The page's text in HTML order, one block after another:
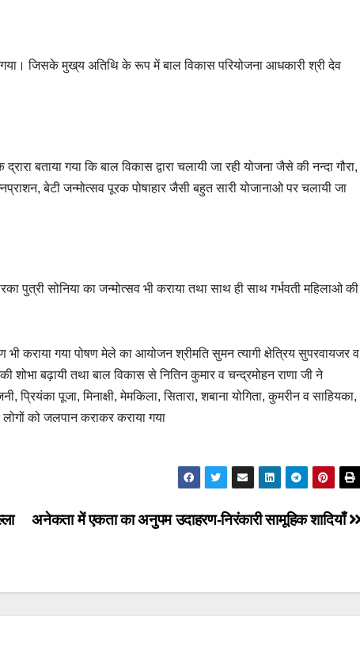
जिसके मुख्‌य अतिथि के रूप में बाल विकास परियोजना आधकारी श्री देव
बताया गया कि बाल विकास द्वारा चलायी जा रही योजना जैसे की नन्दा गौरा,
बेटी जन्मोत्सव पूरक पोषाहार जैसी बहुत सारी योजानाओ पर चलायी जा
पुत्री सोनिया का जन्मोत्सव भी कराया तथा साथ ही साथ गर्भवती महिलाओ की
भी कराया गया पोषण मेले का आयोजन श्रीमति सुमन त्यागी क्षेत्रिय सुपरवायजर व
बढ़ायी तथा बाल विकास से नितिन कुमार व चन्द्रमोहन राणा जी ने
पूजा, मिनाक्षी, मेमकिला, सितारा, शबाना योगिता, कुमरीन व साहियका,
लोगों को जलपान कराकर कराया गया
अनेकता में एकता का अनुपम उदाहरण-निरंकारी सामूहिक शादियाँ